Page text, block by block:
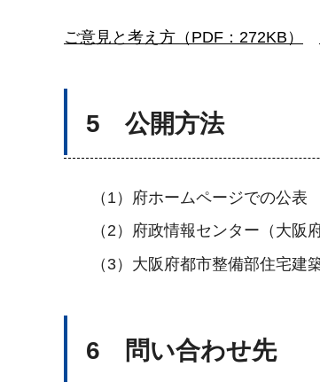
ご意見と考え方（PDF：272KB）
5 公開方法
（1）府ホームページでの公表
（2）府政情報センター（大阪
（3）大阪府都市整備部住宅
6 問い合わせ先